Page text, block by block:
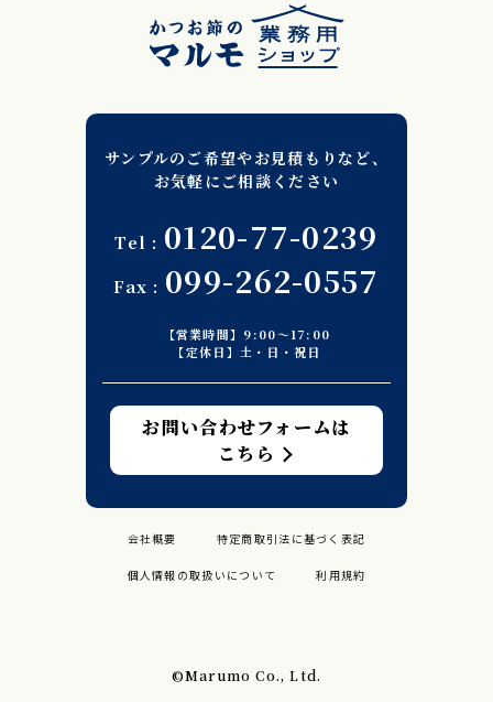
サンプルのご希望やお見積もりなど、
お気軽にご相談ください
0120-77-0239
099-262-0557
【営業時間】9:00〜17:00
【定休日】土・日・祝日
お問い合わせフォームは
こちら
会社概要 特定商取引法に基づく表記
個人情報の取扱いについて 利用規約
©︎Marumo Co., Ltd.